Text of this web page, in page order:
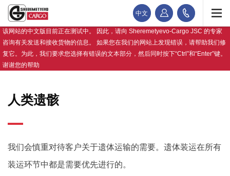
中文
该网站的中文版目前正在测试中。 因此，请向 Sheremetyevo-Cargo JSC 的专家
咨询有关发送和接收货物的信息。 如果您在我们的网站上发现错误，请帮助我们修
复它。为此，我们要求您选择有错误的文本部分，然后同时按下“Ctrl”和“Enter”键。
谢谢您的帮助
人类遗骸
我们会慎重对待客户关于遗体运输的需要。遗体装运在所有
装运环节中都是需要优先进行的。